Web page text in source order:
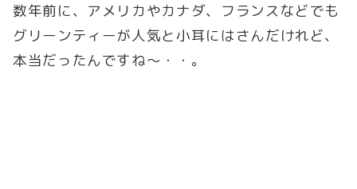
数年前に、アメリカやカナダ、フランスなどでも
グリーンティーが人気と小耳にはさんだけれど、
本当だったんですね～・・。